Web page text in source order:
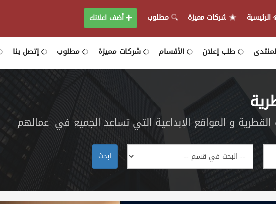
الرئيسية شركات مميزة مطلوب أضف اعلانك
طلب إعلان الأقسام شركات مميزة مطلوب إتصل بنا
و المواقع الإبداعية التي تساعد الجميع في اعمالهم
ابحث